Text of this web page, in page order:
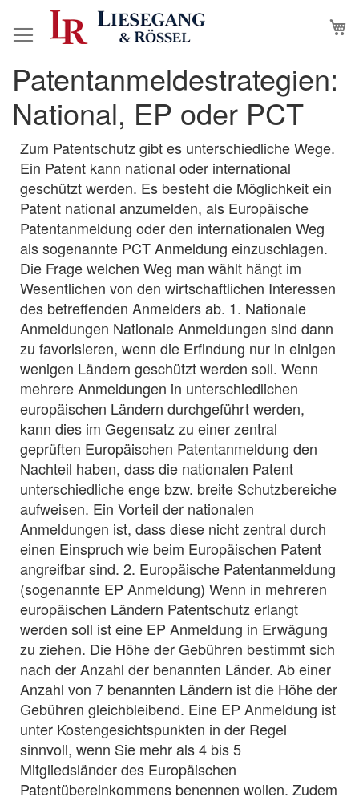
zum
Patentanmeldestrategien:
National, EP oder PCT
Zum Patentschutz gibt es unterschiedliche Wege.
Ein Patent kann national oder international
geschützt werden. Es besteht die Möglichkeit ein
Patent national anzumelden, als Europäische
Patentanmeldung oder den internationalen Weg
als sogenannte PCT Anmeldung einzuschlagen.
Die Frage welchen Weg man wählt hängt im
Wesentlichen von den wirtschaftlichen Interessen
des betreffenden Anmelders ab. 1. Nationale
Anmeldungen Nationale Anmeldungen sind dann
zu favorisieren, wenn die Erfindung nur in einigen
wenigen Ländern geschützt werden soll. Wenn
mehrere Anmeldungen in unterschiedlichen
europäischen Ländern durchgeführt werden,
kann dies im Gegensatz zu einer zentral
geprüften Europäischen Patentanmeldung den
Nachteil haben, dass die nationalen Patent
unterschiedliche enge bzw. breite Schutzbereiche
aufweisen. Ein Vorteil der nationalen
Anmeldungen ist, dass diese nicht zentral durch
einen Einspruch wie beim Europäischen Patent
angreifbar sind. 2. Europäische Patentanmeldung
(sogenannte EP Anmeldung) Wenn in mehreren
europäischen Ländern Patentschutz erlangt
werden soll ist eine EP Anmeldung in Erwägung
zu ziehen. Die Höhe der Gebühren bestimmt sich
nach der Anzahl der benannten Länder. Ab einer
Anzahl von 7 benannten Ländern ist die Höhe der
Gebühren gleichbleibend. Eine EP Anmeldung ist
unter Kostengesichtspunkten in der Regel
sinnvoll, wenn Sie mehr als 4 bis 5
Mitgliedsländer des Europäischen
Patentübereinkommens benennen wollen. Zudem